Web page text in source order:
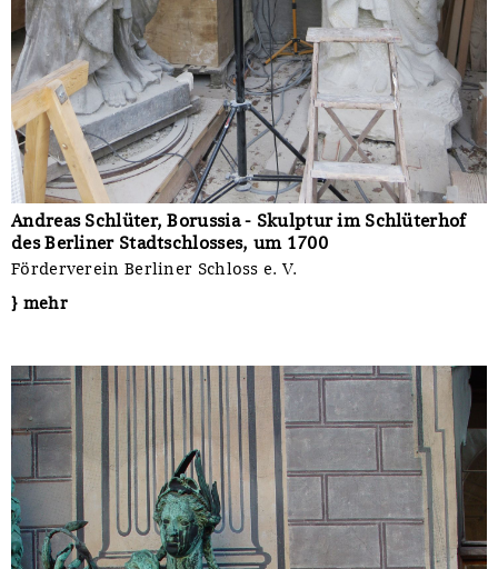
Andreas Schlüter, Borussia - Skulptur im Schlüterhof
des Berliner Stadtschlosses, um 1700
Förderverein Berliner Schloss e. V.
} mehr